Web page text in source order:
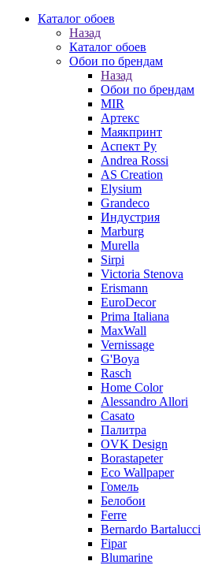
Каталог обоев
Назад
Каталог обоев
Обои по брендам
Назад
Обои по брендам
MIR
Артекс
Маякпринт
Аспект Ру
Andrea Rossi
AS Creation
Elysium
Grandeco
Индустрия
Marburg
Murella
Sirpi
Victoria Stenova
Erismann
EuroDecor
Prima Italiana
MaxWall
Vernissage
G'Boya
Rasch
Home Color
Alessandro Allori
Casato
Палитра
OVK Design
Borastapeter
Eco Wallpaper
Гомель
Белобои
Ferre
Bernardo Bartalucci
Fipar
Blumarine